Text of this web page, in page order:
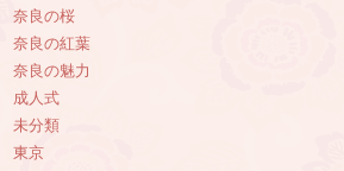
奈良の桜
奈良の紅葉
奈良の魅力
成人式
未分類
東京